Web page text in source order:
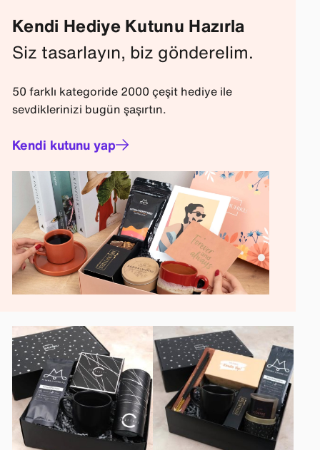
Kendi Hediye Kutunu Hazırla
Siz tasarlayın, biz gönderelim.
50 farklı kategoride 2000 çeşit hediye ile
sevdiklerinizi bugün şaşırtın.
Kendi kutunu yap